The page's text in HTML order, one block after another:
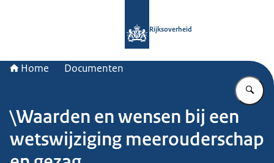
Rijksoverheid
Home Documenten
\Waarden en wensen bij een
wetswijziging meerouderschap